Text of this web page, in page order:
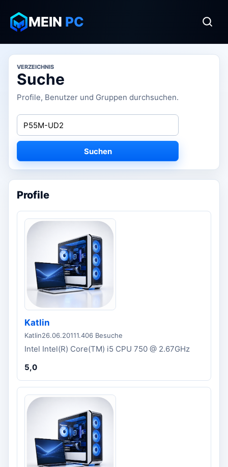
MEIN PC
VERZEICHNIS
Suche
Profile, Benutzer und Gruppen durchsuchen.
Suchen
Profile
Katlin
Katlin26.06.20111.406 Besuche
Intel Intel(R) Core(TM) i5 CPU 750 @ 2.67GHz
5,0